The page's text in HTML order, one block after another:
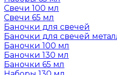
Свечи 100 мл
Свечи 65 мл
Баночки для свечей
Баночки для свечей
Баночки 100 мл
Баночки 130 мл
Баночки 65 мл